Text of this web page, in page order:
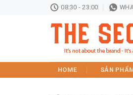
08:30 - 23:00
HOME SẢN